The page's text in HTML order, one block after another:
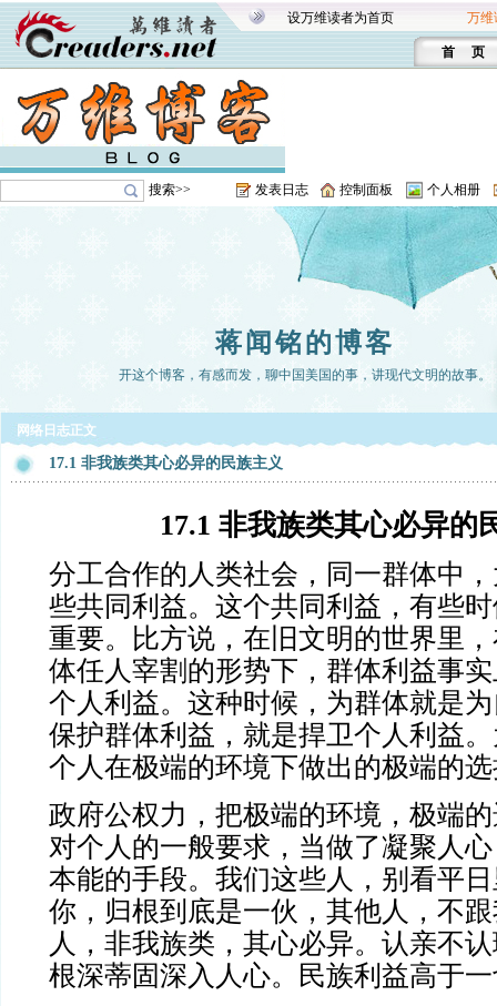
设万维读者为首页 万维
首 页
搜索>> 发表日志 控制面板 个人相册
蒋闻铭的博客
开这个博客，有感而发，聊中国美国的事，讲现代文明的故事。
网络日志正文
17.1 非我族类其心必异的民族主义
17.1 非我族类其心必异的
分工合作的人类社会，同一群体中
些共同利益。这个共同利益，有些
重要。比方说，在旧文明的世界里
体任人宰割的形势下，群体利益事
个人利益。这种时候，为群体就是
保护群体利益，就是捍卫个人利益
个人在极端的环境下做出的极端的
政府公权力，把极端的环境，极端
对个人的一般要求，当做了凝聚人
本能的手段。我们这些人，别看平
你，归根到底是一伙，其他人，不
人，非我族类，其心必异。认亲不
根深蒂固深入人心。民族利益高于